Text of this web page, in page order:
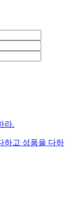
라.
하고 성품을 다하